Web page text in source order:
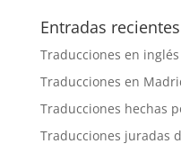
Entradas recientes
Traducciones en
Traducciones en
Traducciones hechas
Traducciones juradas